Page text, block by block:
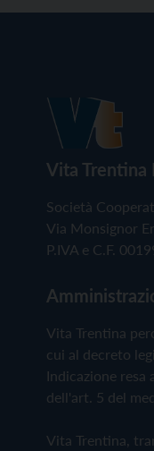
Vita Trentina
Società
Via Monsignor
P.IVA e C.F.
Vita Trentina
cui al decreto
Indicazione resa
dell'art. 5 del
Vita Trentina,